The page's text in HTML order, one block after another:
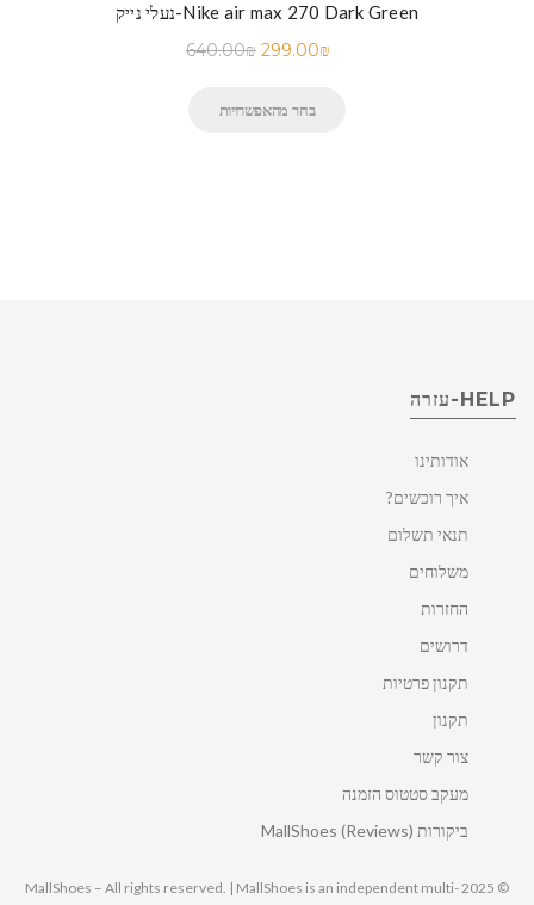
נעלי נייק-Nike air max 270 Dark Green
640.00₪ 299.00₪
בחר מהאפשרויות
HELP-עזרה
אודותינו
איך רוכשים?
תנאי תשלום
משלוחים
החזרות
דרושים
תקנון פרטיות
תקנון
צור קשר
מעקב סטטוס הזמנה
ביקורות MallShoes (Reviews)
© 2025 MallShoes – All rights reserved. | MallShoes is an independent multi-